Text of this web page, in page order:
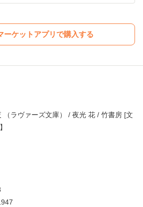
ーケットアプリで購入する
（ラヴァーズ文庫） / 夜光 花 / 竹書房 [文